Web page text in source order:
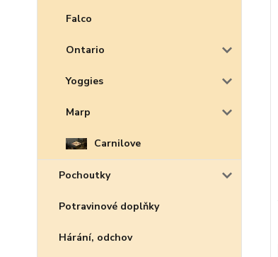
Falco
Ontario
Yoggies
Marp
Carnilove
Pochoutky
Potravinové doplňky
Hárání, odchov